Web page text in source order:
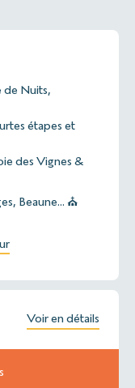
de Nuits,
étapes et
des Vignes &
Beaune... ⛪
Voir en détails